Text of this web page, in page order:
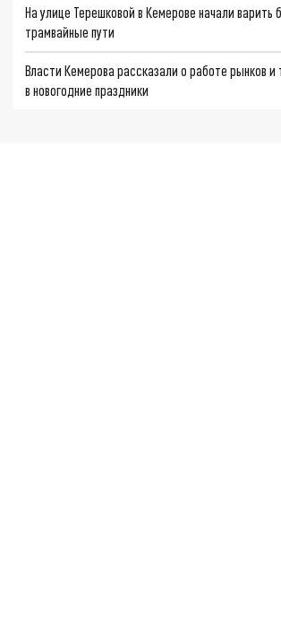
На улице Терешковой в Кемерове начали варить
трамвайные пути
Власти Кемерова рассказали о работе рынков и
в новогодние праздники